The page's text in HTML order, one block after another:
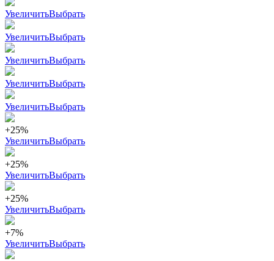
УвеличитьВыбрать
УвеличитьВыбрать
УвеличитьВыбрать
УвеличитьВыбрать
УвеличитьВыбрать
+25%
УвеличитьВыбрать
+25%
УвеличитьВыбрать
+25%
УвеличитьВыбрать
+7%
УвеличитьВыбрать